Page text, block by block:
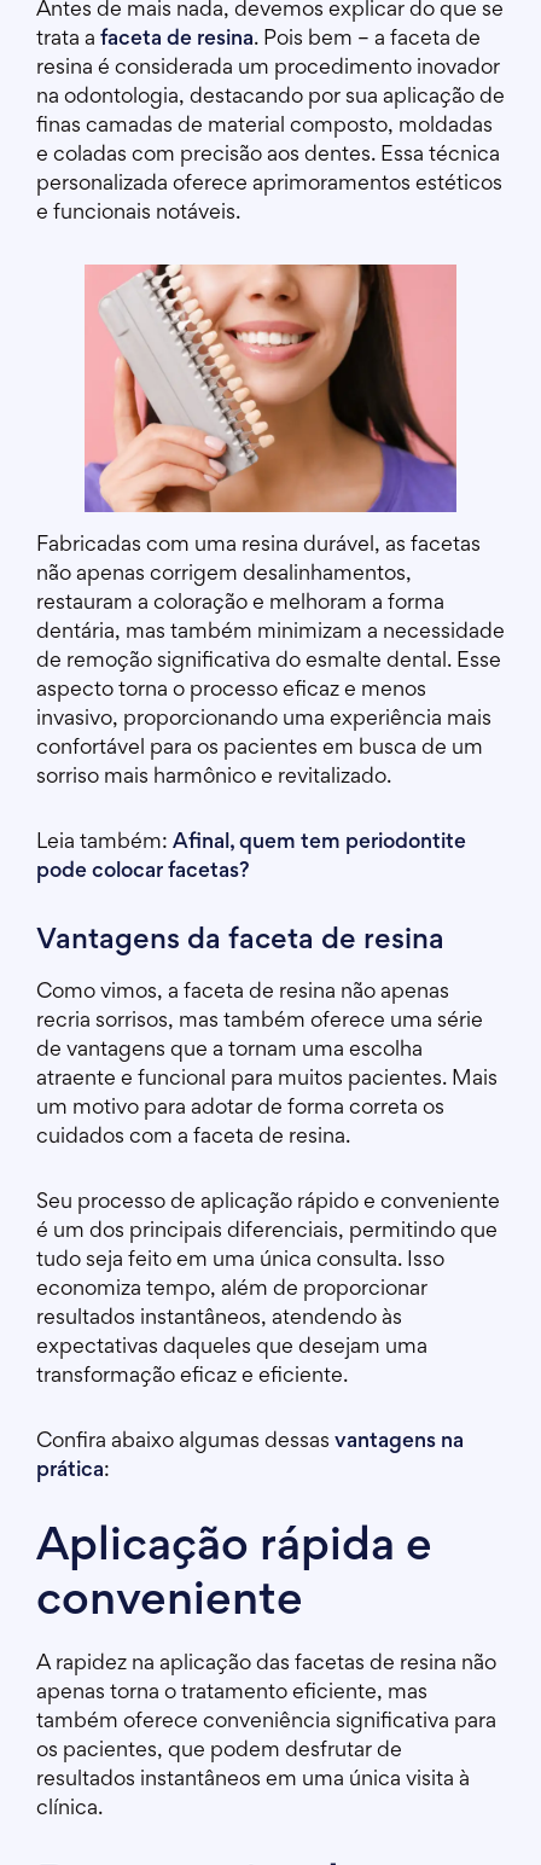
Antes de mais nada, devemos explicar do que se
trata a faceta de resina. Pois bem – a faceta de
resina é considerada um procedimento inovador
na odontologia, destacando por sua aplicação de
finas camadas de material composto, moldadas
e coladas com precisão aos dentes. Essa técnica
personalizada oferece aprimoramentos estéticos
e funcionais notáveis.
Fabricadas com uma resina durável, as facetas
não apenas corrigem desalinhamentos,
restauram a coloração e melhoram a forma
dentária, mas também minimizam a necessidade
de remoção significativa do esmalte dental. Esse
aspecto torna o processo eficaz e menos
invasivo, proporcionando uma experiência mais
confortável para os pacientes em busca de um
sorriso mais harmônico e revitalizado.
Leia também: Afinal, quem tem periodontite
pode colocar facetas?
Vantagens da faceta de resina
Como vimos, a faceta de resina não apenas
recria sorrisos, mas também oferece uma série
de vantagens que a tornam uma escolha
atraente e funcional para muitos pacientes. Mais
um motivo para adotar de forma correta os
cuidados com a faceta de resina.
Seu processo de aplicação rápido e conveniente
é um dos principais diferenciais, permitindo que
tudo seja feito em uma única consulta. Isso
economiza tempo, além de proporcionar
resultados instantâneos, atendendo às
expectativas daqueles que desejam uma
transformação eficaz e eficiente.
Confira abaixo algumas dessas vantagens na
prática:
Aplicação rápida e
conveniente
A rapidez na aplicação das facetas de resina não
apenas torna o tratamento eficiente, mas
também oferece conveniência significativa para
os pacientes, que podem desfrutar de
resultados instantâneos em uma única visita à
clínica.